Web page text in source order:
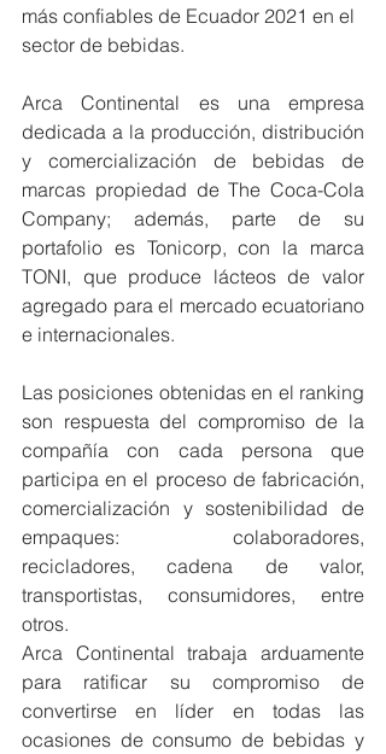
más confiables de Ecuador 2021 en el
sector de bebidas.
Arca Continental es una empresa
dedicada a la producción, distribución
y comercialización de bebidas de
marcas propiedad de The Coca-Cola
Company; además, parte de su
portafolio es Tonicorp, con la marca
TONI, que produce lácteos de valor
agregado para el mercado ecuatoriano
e internacionales.
Las posiciones obtenidas en el ranking
son respuesta del compromiso de la
compañía con cada persona que
participa en el proceso de fabricación,
comercialización y sostenibilidad de
empaques: colaboradores,
recicladores, cadena de valor,
transportistas, consumidores, entre
otros.
Arca Continental trabaja arduamente
para ratificar su compromiso de
convertirse en líder en todas las
ocasiones de consumo de bebidas y